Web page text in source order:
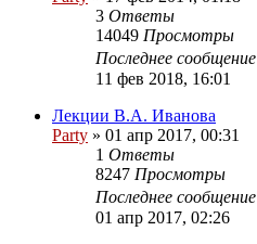
3 Ответы
14049 Просмотры
Последнее сообщение
11 фев 2018, 16:01
Лекции В.А. Иванова
Party » 01 апр 2017, 00:31
1 Ответы
8247 Просмотры
Последнее сообщение
01 апр 2017, 02:26